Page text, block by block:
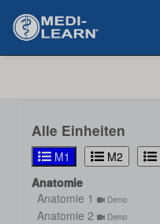
Alle Einheiten
M1 M2
Anatomie
Anatomie 1
Demo
Anatomie 2 Demo